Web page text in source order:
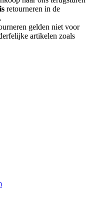
retourneren in de
.
gelden niet voor
artikelen zoals